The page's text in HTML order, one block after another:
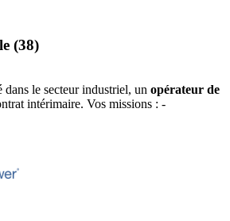
(38)
dans le secteur industriel, un opérateur de
intérimaire. Vos missions : -